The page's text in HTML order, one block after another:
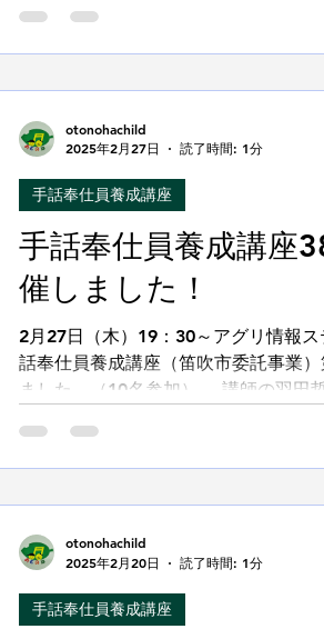
そう 」について学びました。...
手話奉仕員養成講座
催しました！
2月27日（木）19：30～アグリ情報
話奉仕員養成講座（笛吹市委託事業
ました。（10名参加） 講師の羽田哲
びました。...
手話奉仕員養成講座
otonohachild
2025年2月27日
読了時間: 1分
手話奉仕員養成講座
otonohachild
2025年2月20日
読了時間: 1分